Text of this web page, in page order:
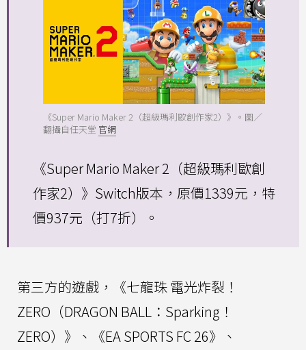
《Super Mario Maker 2（超級瑪利歐創作家2）》。圖／
翻攝自任天堂 官網
《Super Mario Maker 2（超級瑪利歐創
作家2）》Switch版本，原價1339元，特
價937元（打7折）。
第三方的遊戲，《七龍珠 電光炸裂！
ZERO（DRAGON BALL：Sparking！
ZERO）》、《EA SPORTS FC 26》、